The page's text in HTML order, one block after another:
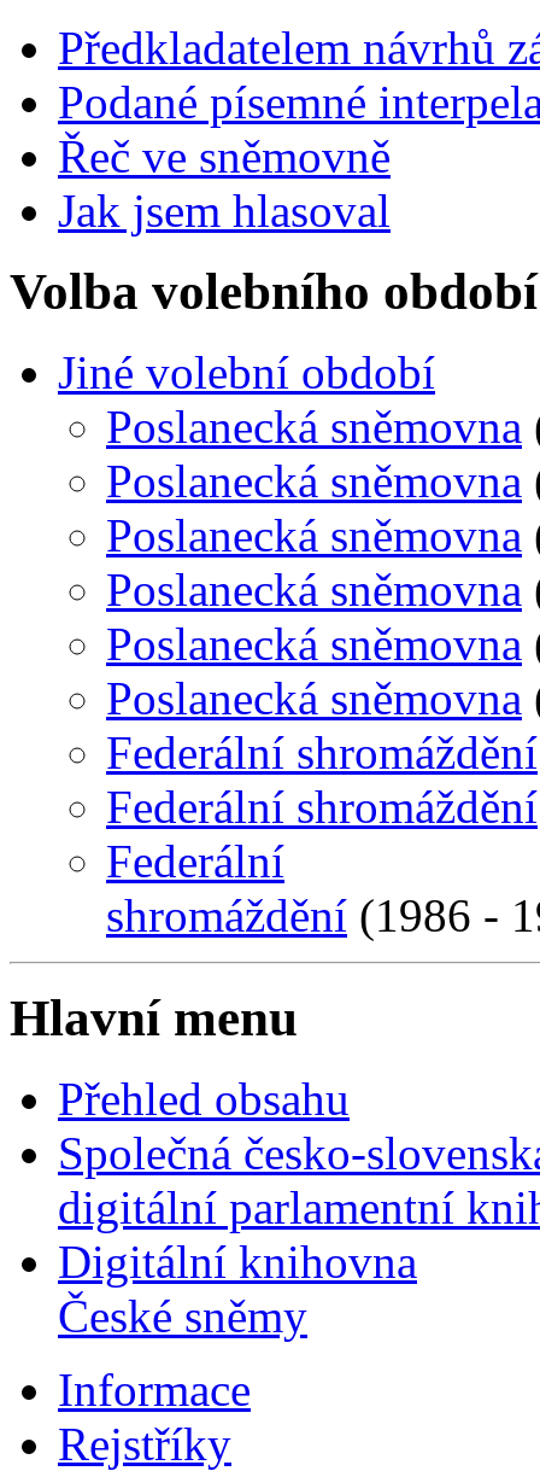
Předkladatelem návrhů
Podané písemné
Řeč ve sněmovně
Jak jsem hlasoval
Volba volebního období
Jiné volební období
Poslanecká sněmovna
Poslanecká sněmovna
Poslanecká sněmovna
Poslanecká sněmovna
Poslanecká sněmovna
Poslanecká sněmovna
Federální shromáždění
Federální shromáždění
Federální
shromáždění (1986 -
Hlavní menu
Přehled obsahu
Společná česko-
digitální parlamentní
Digitální knihovna
České sněmy
Informace
Rejstříky